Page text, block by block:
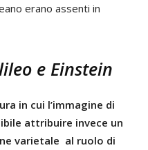
erano assenti in
e Einstein
in cui l’immagine di
attribuire invece un
varietale al ruolo di